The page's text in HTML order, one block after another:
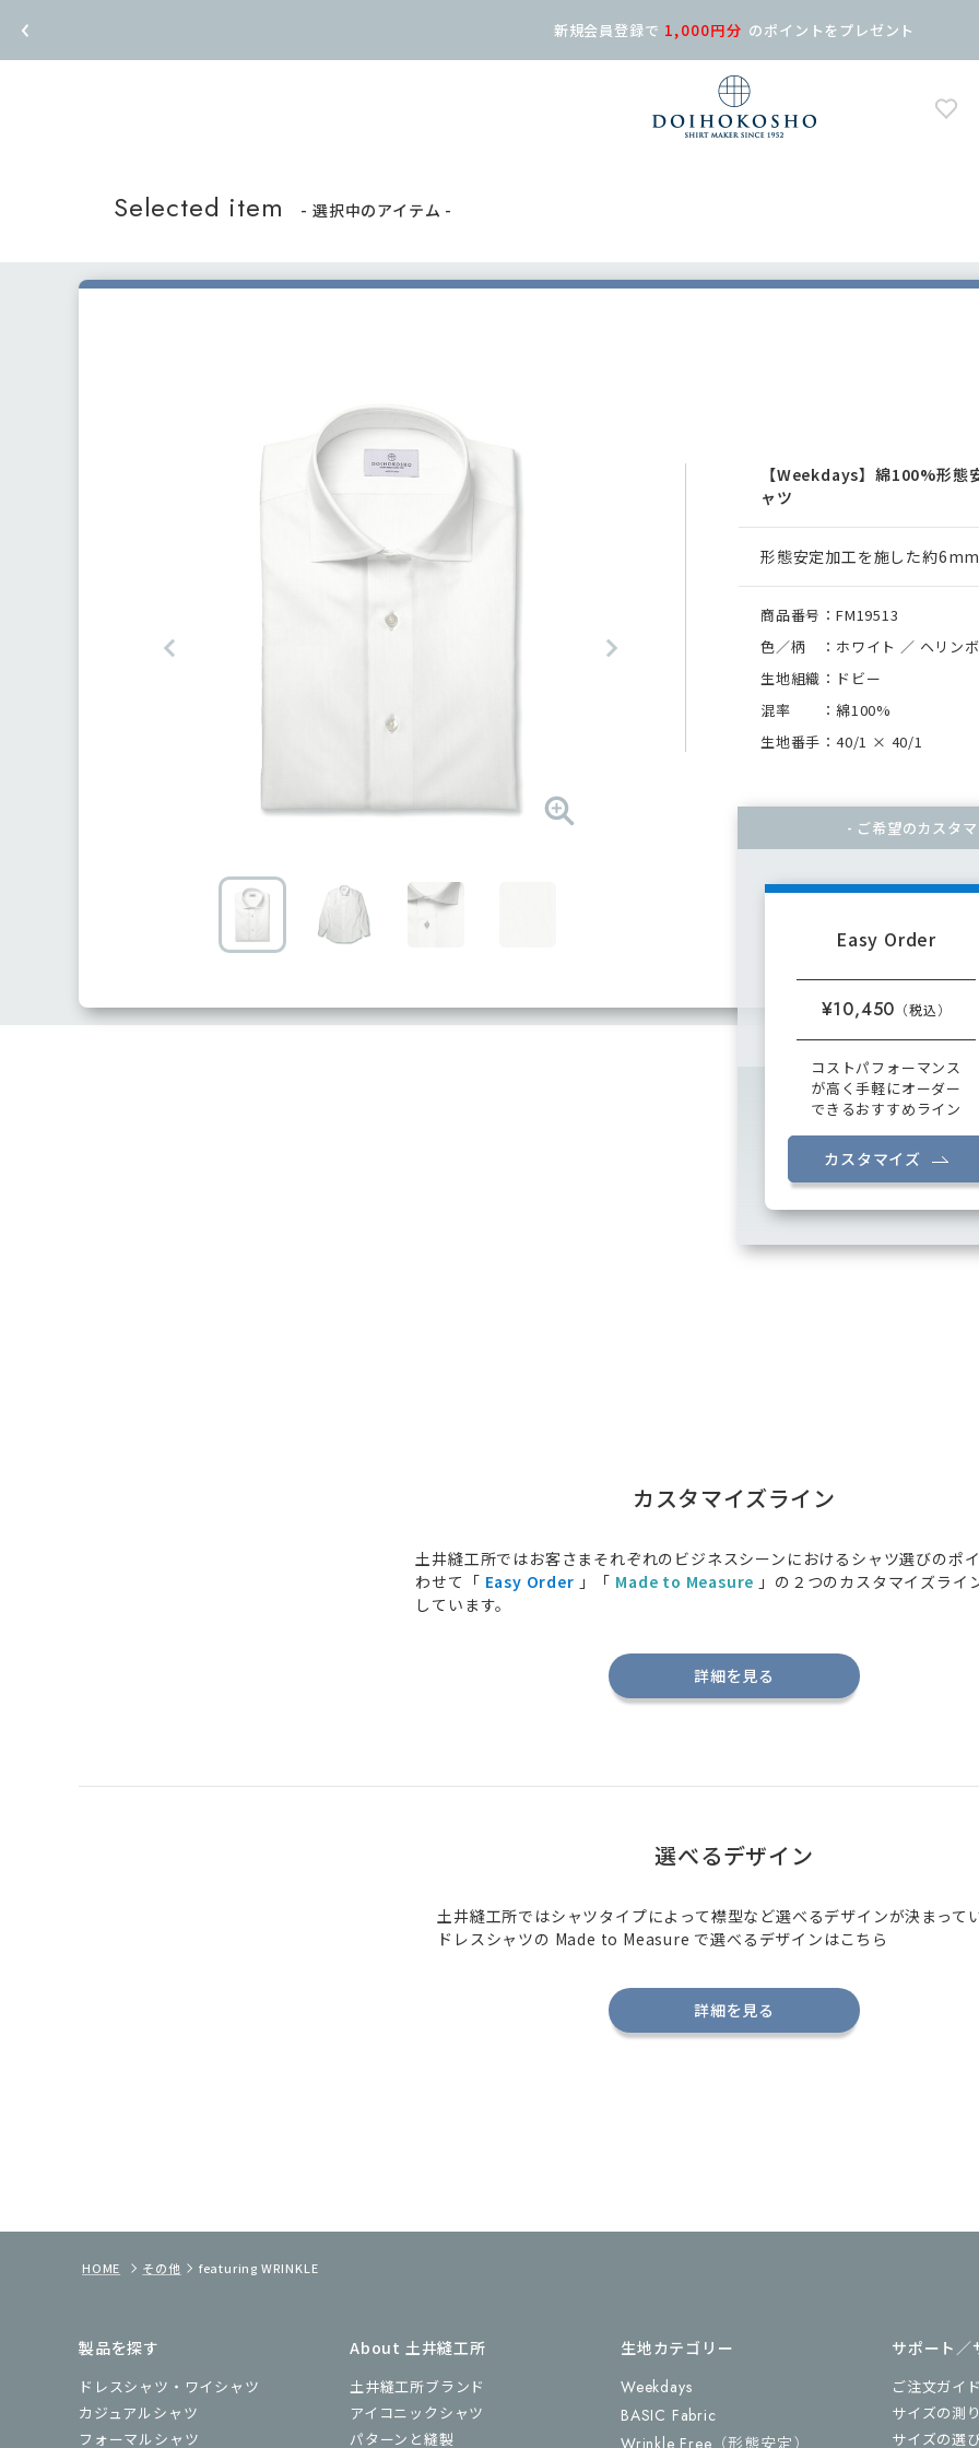
新規会員登録で 1,000円分 のポイントをプレゼント
Selected item - 選択中のアイテム -
【Weekdays】綿100%形態
ャツ
形態安定加工を施した約
商品番号：FM19513
色／柄 ：ホワイト ／ ヘリン
生地組織：ドビー
混率 ：綿100%
生地番手：40/1 × 40/1
- ご希望のカスタ
Easy Order
¥10,450
コストパフォーマンス
が高く手軽にオーダー
できるおすすめライン
カスタマイズ
カスタマイズライン
土井縫工所ではお客さまそれぞれのビジネスシーンにおけるシャツ選びのポ
わせて「 Easy Order 」「 Made to Measure 」の２つのカスタマイズライ
しています。
詳細を見る
選べるデザイン
土井縫工所ではシャツタイプによって襟型など選べるデザインが決まってい
ドレスシャツの Made to Measure で選べるデザインはこちら
詳細を見る
HOME その他 featuring WRINKLE
製品を探す
ドレスシャツ・ワイシャツ
カジュアルシャツ
フォーマルシャツ
About 土井縫工所
土井縫工所ブランド
アイコニックシャツ
パターンと縫製
生地カテゴリー
Weekdays
BASIC Fabric
Wrinkle Free （形態安定）
サポート／
ご注文ガイド
サイズの測
サイズの選